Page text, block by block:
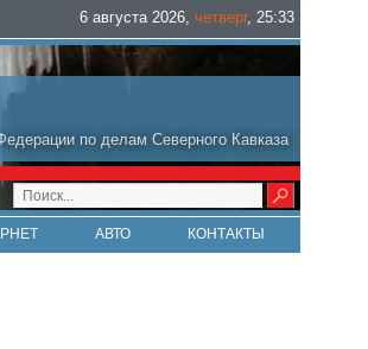
6 августа 2026, четверг, 25:33
по делам Северного Кавказа
АВТО КОНТАКТЫ